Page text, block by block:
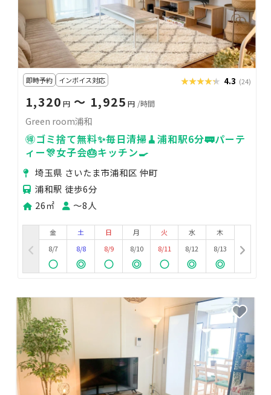
即時予約 インボイス対応 ★★★★★
★★★★★ 4.3 (24)
1,320 円〜 1,925 円 /時間
Green room浦和
🉐ゴミ捨て無料✨毎日清掃🧹浦和駅6分🚃パーテ
ィー🎊女子会🎂キッチン🍳
埼玉県 さいたま市浦和区 仲町
浦和駅 徒歩6分
26㎡
〜8人
金
8/7
土
8/8
日
8/9
月
8/10
火
8/11
水
8/12
木
8/13